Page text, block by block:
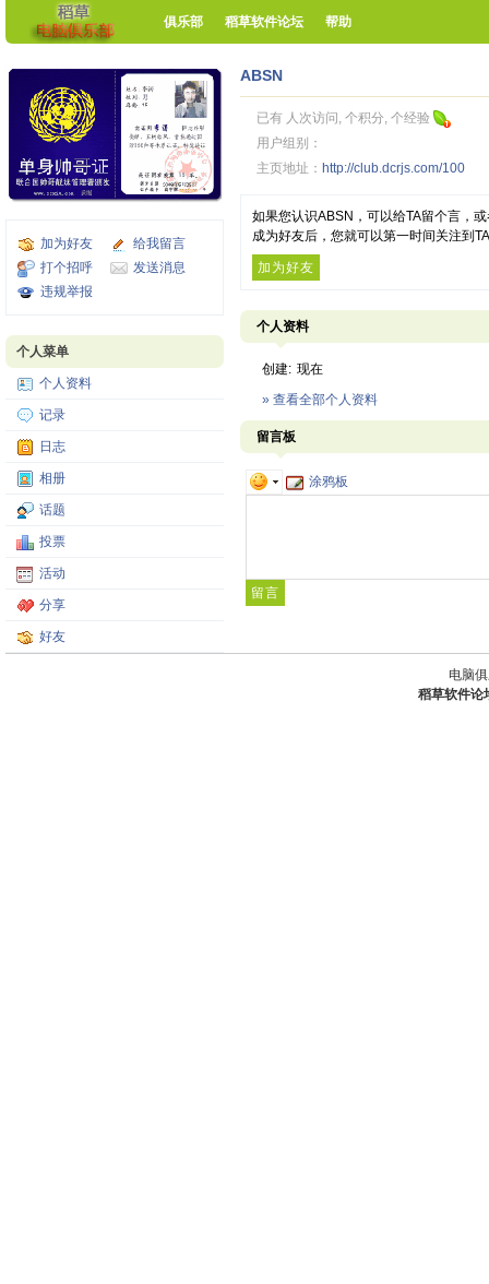
俱乐部 稻草软件论坛 帮助
加为好友
给我留言
打个招呼
发送消息
违规举报
个人菜单
个人资料
记录
日志
相册
话题
投票
活动
分享
好友
ABSN
已有 人次访问, 个积分, 个经验
用户组别：
主页地址： http://club.dcrjs.com/100
如果您认识ABSN，可以给TA留个言，
成为好友后，您就可以第一时间关注到
加为好友
个人资料
创建: 现在
» 查看全部个人资料
留言板
涂鸦板
电脑
稻草软件论